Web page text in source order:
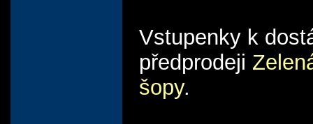
Vstupenky k
předprodeji
šopy.